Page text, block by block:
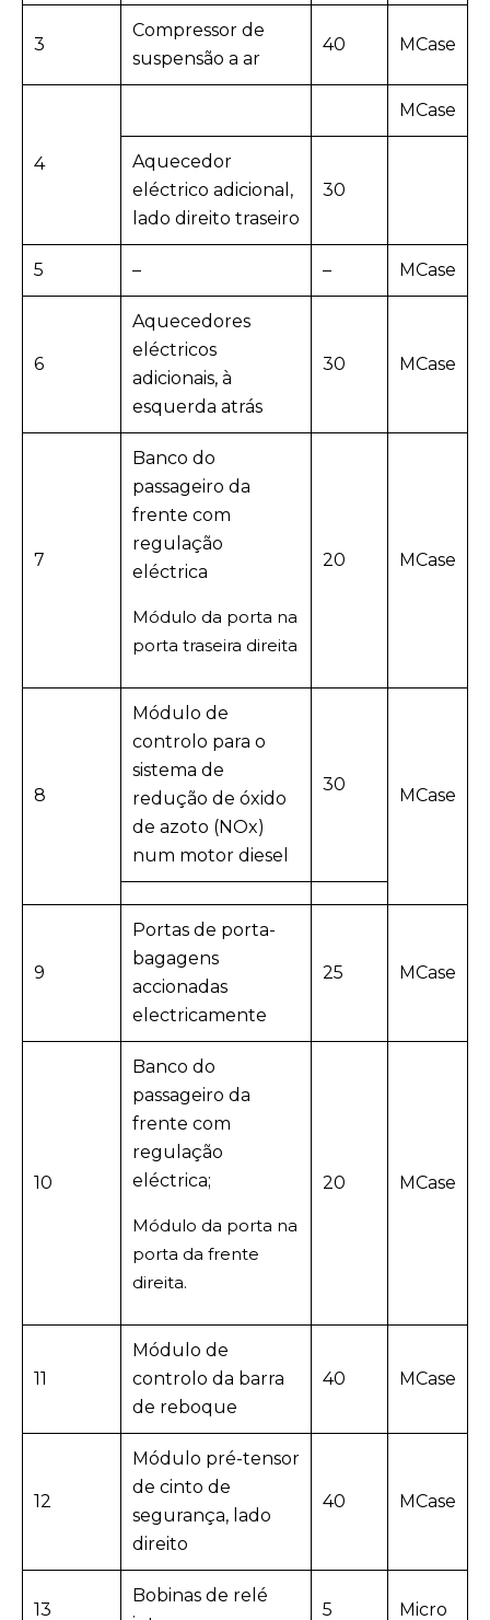
3
Compressor de
suspensão a ar
40 MCase
4
MCase
Aquecedor
eléctrico adicional,
lado direito traseiro
30
5 – – MCase
6
Aquecedores
eléctricos
adicionais, à
esquerda atrás
30 MCase
7
Banco do
passageiro da
frente com
regulação
eléctrica
Módulo da porta na
porta traseira direita
20 MCase
8
Módulo de
controlo para o
sistema de
redução de óxido
de azoto (NOx)
num motor diesel
30
MCase
9
Portas de porta-
bagagens
accionadas
electricamente
25 MCase
10
Banco do
passageiro da
frente com
regulação
eléctrica;
Módulo da porta na
porta da frente
direita.
20 MCase
11
Módulo de
controlo da barra
de reboque
40 MCase
12
Módulo pré-tensor
de cinto de
segurança, lado
direito
40 MCase
13
Bobinas de relé
5 Micro